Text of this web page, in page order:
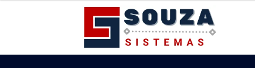
Pular
para
navegação
Pular
para
o
conteúdo
original
era:
R$49,90.
atual
é:
R$39,90.